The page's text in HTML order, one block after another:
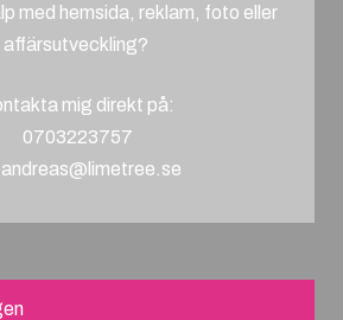
med hemsida, reklam, foto eller
affärsutveckling?
mig direkt på:
0703223757
andreas@limetree.se